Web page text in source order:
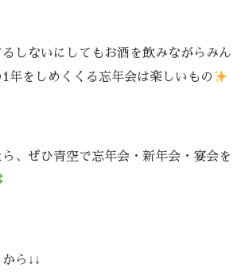
しないにしても お酒を飲みながらみん
1年をしめくくる忘年会は楽しいもの
、 ぜひ青空で忘年会・新年会・宴会を
ら↓↓